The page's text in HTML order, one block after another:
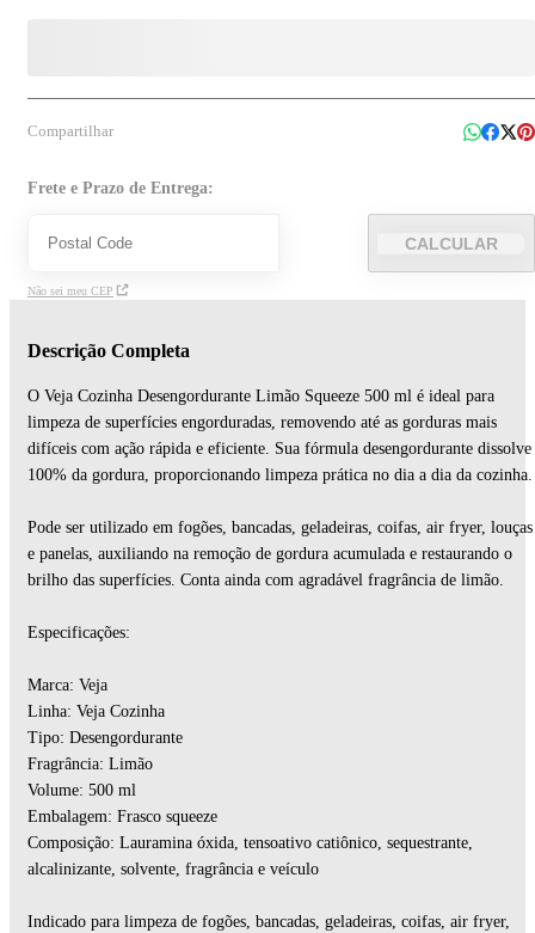
Compartilhar
Frete e Prazo de Entrega:
CALCULAR
Não sei meu CEP
Descrição Completa
O Veja Cozinha Desengordurante Limão Squeeze 500 ml é ideal para
limpeza de superfícies engorduradas, removendo até as gorduras mais
difíceis com ação rápida e eficiente. Sua fórmula desengordurante dissolve
100% da gordura, proporcionando limpeza prática no dia a dia da cozinha.
Pode ser utilizado em fogões, bancadas, geladeiras, coifas, air fryer, louças
e panelas, auxiliando na remoção de gordura acumulada e restaurando o
brilho das superfícies. Conta ainda com agradável fragrância de limão.
Especificações:
Marca: Veja
Linha: Veja Cozinha
Tipo: Desengordurante
Fragrância: Limão
Volume: 500 ml
Embalagem: Frasco squeeze
Composição: Lauramina óxida, tensoativo catiônico, sequestrante,
alcalinizante, solvente, fragrância e veículo
Indicado para limpeza de fogões, bancadas, geladeiras, coifas, air fryer,